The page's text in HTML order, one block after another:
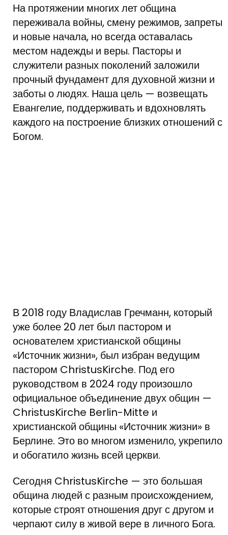
На протяжении многих лет община
переживала войны, смену режимов, запреты
и новые начала, но всегда оставалась
местом надежды и веры. Пасторы и
служители разных поколений заложили
прочный фундамент для духовной жизни и
заботы о людях. Наша цель — возвещать
Евангелие, поддерживать и вдохновлять
каждого на построение близких отношений с
Богом.
В 2018 году Владислав Гречманн, который
уже более 20 лет был пастором и
основателем христианской общины
«Источник жизни», был избран ведущим
пастором ChristusKirche. Под его
руководством в 2024 году произошло
официальное объединение двух общин —
ChristusKirche Berlin-Mitte и
христианской общины «Источник жизни» в
Берлине. Это во многом изменило, укрепило
и обогатило жизнь всей церкви.
Сегодня ChristusKirche — это большая
община людей с разным происхождением,
которые строят отношения друг с другом и
черпают силу в живой вере в личного Бога.